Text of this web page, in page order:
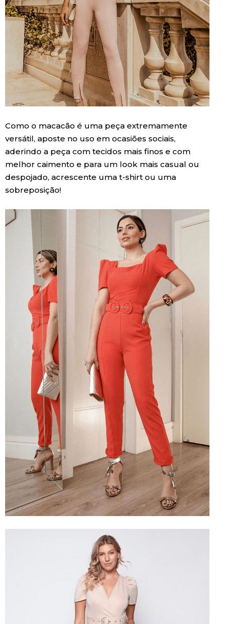
Como o macacão é uma peça extremamente
versátil, aposte no uso em ocasiões sociais,
aderindo a peça com tecidos mais finos e com
melhor caimento e para um look mais casual ou
despojado, acrescente uma t-shirt ou uma
sobreposição!